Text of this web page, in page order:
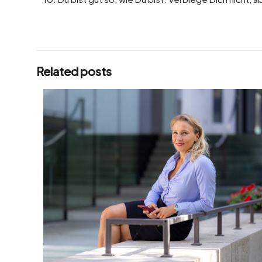
Related posts